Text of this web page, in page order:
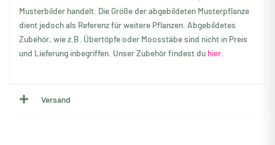
Musterbilder handelt. Die Größe der abgebildeten Musterpflanze
dient jedoch als Referenz für weitere Pflanzen. Abgebildetes
Zubehör, wie z.B. Übertöpfe oder Moosstäbe sind nicht in Preis
und Lieferung inbegriffen. Unser Zubehör findest du hier.
Versand